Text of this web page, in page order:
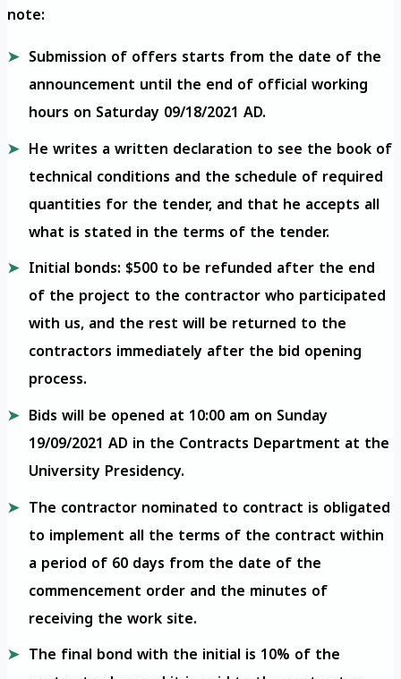
note:
Submission of offers starts from the date of the
announcement until the end of official working
hours on Saturday 09/18/2021 AD.
He writes a written declaration to see the book of
technical conditions and the schedule of required
quantities for the tender, and that he accepts all
what is stated in the terms of the tender.
Initial bonds: $500 to be refunded after the end
of the project to the contractor who participated
with us, and the rest will be returned to the
contractors immediately after the bid opening
process.
Bids will be opened at 10:00 am on Sunday
19/09/2021 AD in the Contracts Department at the
University Presidency.
The contractor nominated to contract is obligated
to implement all the terms of the contract within
a period of 60 days from the date of the
commencement order and the minutes of
receiving the work site.
The final bond with the initial is 10% of the